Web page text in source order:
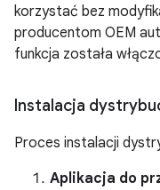
korzystać bez
producentom OEM
funkcja została
Instalacja
Proces instalacji
Aplikacja do